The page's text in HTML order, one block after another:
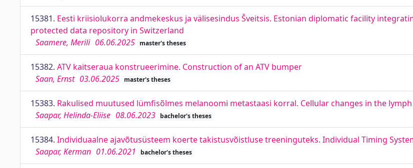
15381. Eesti kriisiolukorra andmekeskus ja välisesindus Šveitsis. Estonian diplomatic facility
protected data repository in Switzerland
Saamere, Merili 06.06.2025 master's theses
15382. ATV kaitseraua konstrueerimine. Construction of an ATV bumper
Saan, Ernst 03.06.2025 master's theses
15383. Rakulised muutused lümfisõlmes melanoomi metastaasi korral. Cellular changes in the
Saapar, Helinda-Eliise 08.06.2023 bachelor's theses
15384. Individuaalne ajavõtusüsteem koerte takistusvõistluse treeninguteks. Individual Timing
Saapar, Kerman 01.06.2021 bachelor's theses